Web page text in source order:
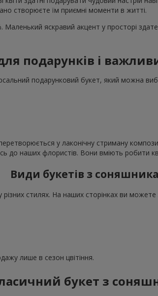
створюєте їм приємні моменти в житті.
яскравий акцент у просторі
подарунків і
подарунковий букет, який можна
у лаконічну стриману
до наших флористів. Вони вміють
Види букетів з
стилях. На наших сторінках ви можете
лише в сезон цвітіння.
букет з